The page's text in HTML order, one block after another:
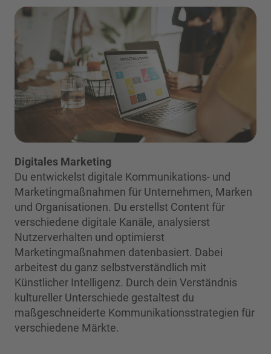
Digitales Marketing
Du entwickelst digitale Kommunikations- und
Marketingmaßnahmen für Unternehmen, Marken
und Organisationen. Du erstellst Content für
verschiedene digitale Kanäle, analysierst
Nutzerverhalten und optimierst
Marketingmaßnahmen datenbasiert. Dabei
arbeitest du ganz selbstverständlich mit
Künstlicher Intelligenz. Durch dein Verständnis
kultureller Unterschiede gestaltest du
maßgeschneiderte Kommunikationsstrategien für
verschiedene Märkte.